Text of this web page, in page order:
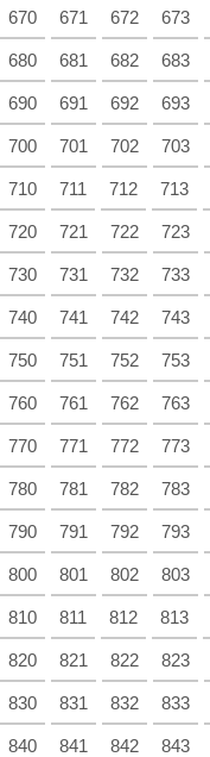
670 671 672 673
680 681 682 683
690 691 692 693
700 701 702 703
710 711 712 713
720 721 722 723
730 731 732 733
740 741 742 743
750 751 752 753
760 761 762 763
770 771 772 773
780 781 782 783
790 791 792 793
800 801 802 803
810 811 812 813
820 821 822 823
830 831 832 833
840 841 842 843